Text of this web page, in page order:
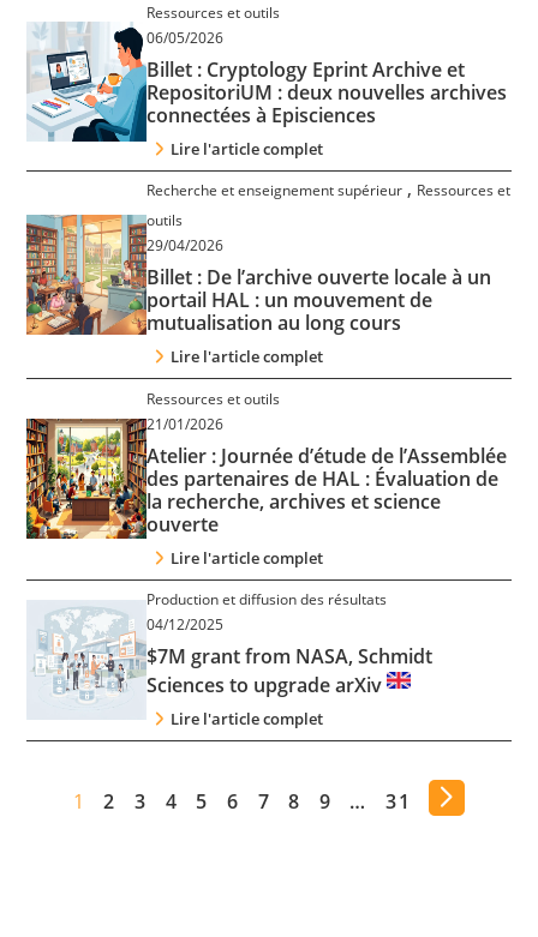
Ressources et outils
06/05/2026
Billet : Cryptology Eprint Archive et
RepositoriUM : deux nouvelles archives
connectées à Episciences
Lire l'article complet
Recherche et enseignement supérieur , Ressources et
outils
29/04/2026
Billet : De l’archive ouverte locale à un
portail HAL : un mouvement de
mutualisation au long cours
Lire l'article complet
Ressources et outils
21/01/2026
Atelier : Journée d’étude de l’Assemblée
des partenaires de HAL : Évaluation de
la recherche, archives et science
ouverte
Lire l'article complet
Production et diffusion des résultats
04/12/2025
$7M grant from NASA, Schmidt
Sciences to upgrade arXiv
Lire l'article complet
1 2 3 4 5 6 7 8 9 … 31